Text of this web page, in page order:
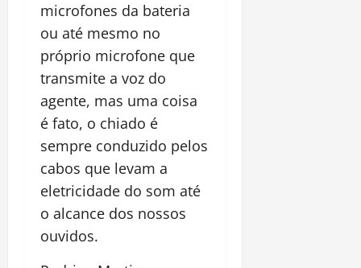
microfones da bateria
ou até mesmo no
próprio microfone que
transmite a voz do
agente, mas uma coisa
é fato, o chiado é
sempre conduzido pelos
cabos que levam a
eletricidade do som até
o alcance dos nossos
ouvidos.